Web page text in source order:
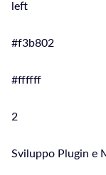
left
#f3b802
#ffffff
2
Sviluppo Plugin e